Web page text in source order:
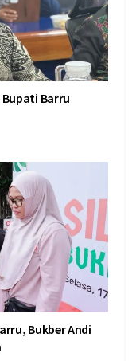
Bupati Barru
Bukber Andi